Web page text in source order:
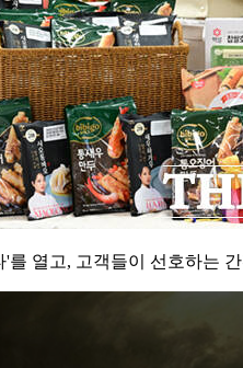
열고, 고객들이 선호하는